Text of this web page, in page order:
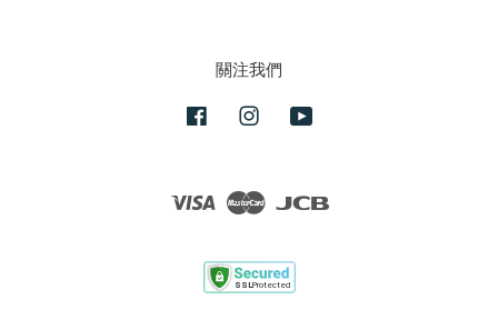
關注我們
FacebookInstagram
Visa Master